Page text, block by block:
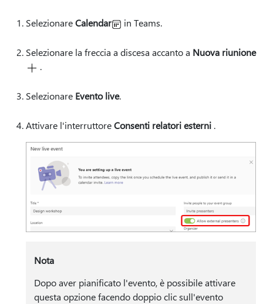
SelezionareCalendar in Teams.
Selezionare la freccia a discesa accanto a Nuova riunione
.
Selezionare Evento live.
Attivare l'interruttoreConsenti relatori esterni .
Nota
Dopo aver pianificato l'evento, è possibile attivare
questa opzione facendo doppio clic sull'evento